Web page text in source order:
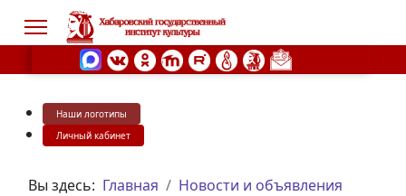
Наши логотипы
Личный кабинет
Вы здесь: Главная
Новости и объявления